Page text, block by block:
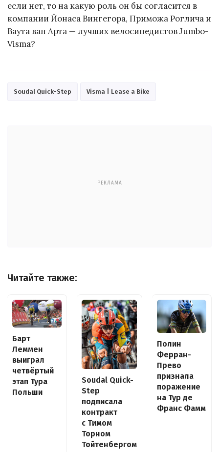
если нет, то на какую роль он бы согласится в
компании Йонаса Вингегора, Приможа Роглича и
Ваута ван Арта — лучших велосипедистов Jumbo-
Visma?
Soudal Quick-Step Visma | Lease a Bike
РЕКЛАМА
Читайте также:
Барт
Леммен
выиграл
четвёртый
этап Тура
Польши
Soudal Quick-
Step
подписала
контракт
с Тимом
Торном
Тойтенбергом
Полин
Ферран-
Прево
признала
поражение
на Тур де
Франс Фамм